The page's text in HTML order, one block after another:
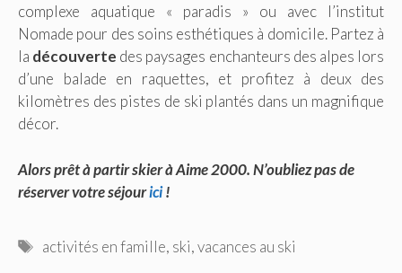
complexe aquatique « paradis » ou avec l’institut
Nomade pour des soins esthétiques à domicile. Partez à
la découverte des paysages enchanteurs des alpes lors
d’une balade en raquettes, et profitez à deux des
kilomètres des pistes de ski plantés dans un magnifique
décor.
Alors prêt à partir skier à Aime 2000. N’oubliez pas de
réserver votre séjourici!
Étiquettes
activités en famille, ski,vacances au ski